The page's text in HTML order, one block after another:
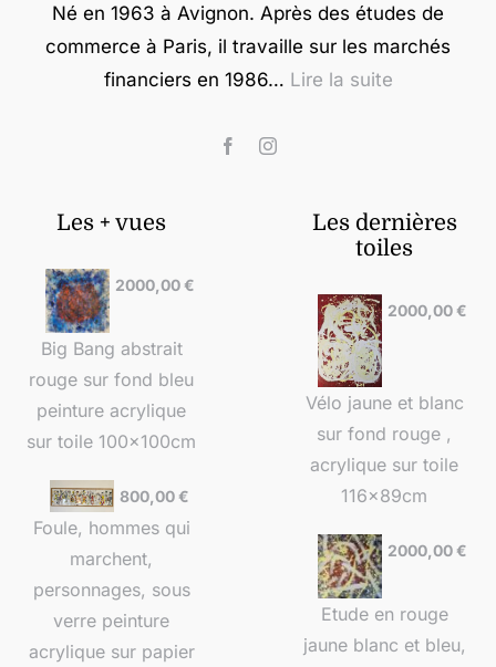
Né en 1963 à Avignon. Après des études de
commerce à Paris, il travaille sur les marchés
financiers en 1986… Lire la suite
Les + vues
Big Bang abstrait
rouge sur fond bleu
peinture acrylique
sur toile 100x100cm
2000,00€
Foule, hommes qui
marchent,
personnages, sous
verre peinture
acrylique sur papier
800,00€
Les dernières
toiles
Vélo jaune et blanc
sur fond rouge ,
acrylique sur toile
116x89cm
2000,00€
Etude en rouge
jaune blanc et bleu,
2000,00€